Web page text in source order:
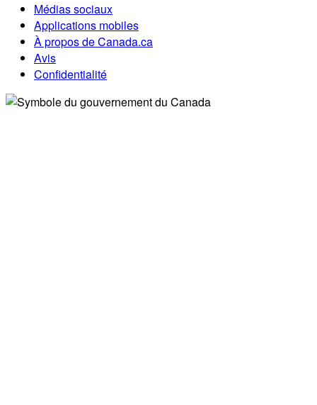
Médias sociaux
Applications mobiles
À propos de Canada.ca
Avis
Confidentialité